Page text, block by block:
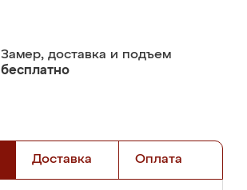
Замер, доставка и подъем
бесплатно
Доставка Оплата